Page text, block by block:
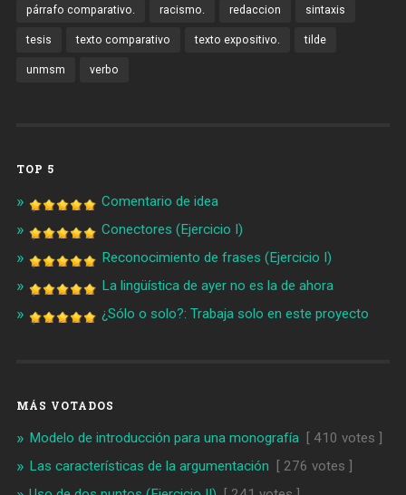
párrafo comparativo. racismo. redaccion sintaxis
tesis texto comparativo texto expositivo. tilde
unmsm verbo
TOP 5
Comentario de idea
Conectores (Ejercicio I)
Reconocimiento de frases (Ejercicio I)
La lingüística de ayer no es la de ahora
¿Sólo o solo?: Trabaja solo en este proyecto
MÁS VOTADOS
Modelo de introducción para una monografía[ 410 votes ]
Las características de la argumentación [ 276 votes ]